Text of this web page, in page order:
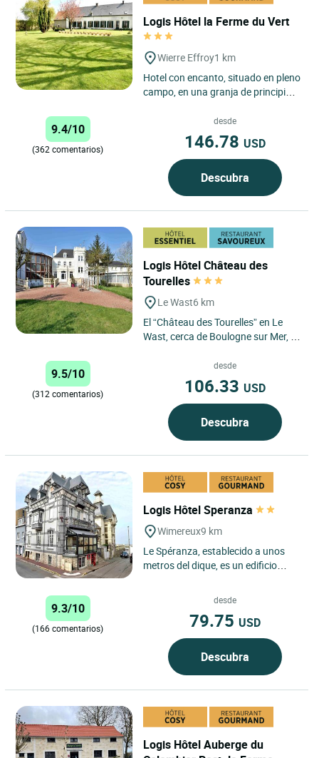
Logis Hôtel la Ferme du Vert
Wierre Effroy1 km
Hotel con encanto, situado en pleno
campo, en una granja de principios
9.4/10
(362 comentarios)
desde
146.78 USD
Descubra
Logis Hôtel Château des
Tourelles
Le Wast6 km
El “Château des Tourelles” en Le
Wast, cerca de Boulogne sur Mer, le
9.5/10
(312 comentarios)
desde
106.33 USD
Descubra
Logis Hôtel Speranza
Wimereux9 km
Le Spéranza, establecido a unos
metros del dique, es un edificio
acogemos de manera cálida y...
9.3/10
(166 comentarios)
desde
79.75 USD
Descubra
Logis Hôtel Auberge du